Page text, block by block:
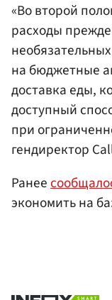
«Во второй
расходы прежде
на бюджетные
доставка еды,
доступный
при
гендиректор
Ранее
экономить на